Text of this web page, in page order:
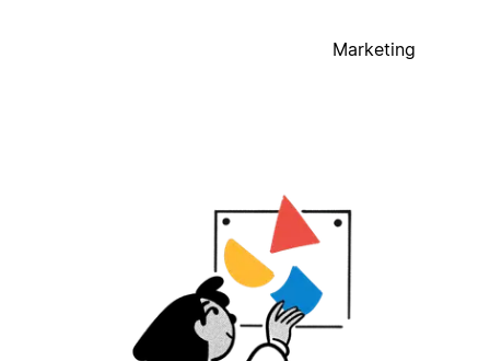
Marketing